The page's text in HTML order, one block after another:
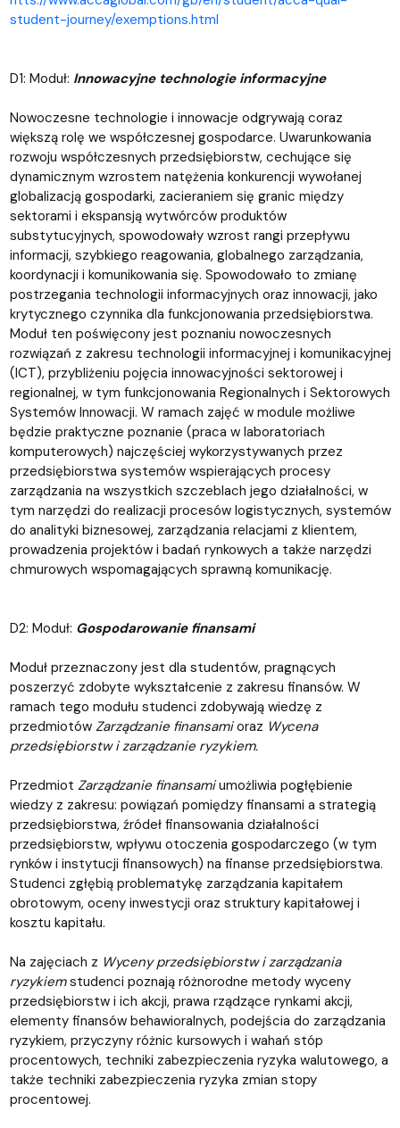
student-journey/exemptions.html
D1: Moduł: Innowacyjne technologie informacyjne
Nowoczesne technologie i innowacje odgrywają coraz
większą rolę we współczesnej gospodarce. Uwarunkowania
rozwoju współczesnych przedsiębiorstw, cechujące się
dynamicznym wzrostem natężenia konkurencji wywołanej
globalizacją gospodarki, zacieraniem się granic między
sektorami i ekspansją wytwórców produktów
substytucyjnych, spowodowały wzrost rangi przepływu
informacji, szybkiego reagowania, globalnego zarządzania,
koordynacji i komunikowania się. Spowodowało to zmianę
postrzegania technologii informacyjnych oraz innowacji, jako
krytycznego czynnika dla funkcjonowania przedsiębiorstwa.
Moduł ten poświęcony jest poznaniu nowoczesnych
rozwiązań z zakresu technologii informacyjnej i komunikacyjnej
(ICT), przybliżeniu pojęcia innowacyjności sektorowej i
regionalnej, w tym funkcjonowania Regionalnych i Sektorowych
Systemów Innowacji. W ramach zajęć w module możliwe
będzie praktyczne poznanie (praca w laboratoriach
komputerowych) najczęściej wykorzystywanych przez
przedsiębiorstwa systemów wspierających procesy
zarządzania na wszystkich szczeblach jego działalności, w
tym narzędzi do realizacji procesów logistycznych, systemów
do analityki biznesowej, zarządzania relacjami z klientem,
prowadzenia projektów i badań rynkowych a także narzędzi
chmurowych wspomagających sprawną komunikację.
D2: Moduł: Gospodarowanie finansami
Moduł przeznaczony jest dla studentów, pragnących
poszerzyć zdobyte wykształcenie z zakresu finansów. W
ramach tego modułu studenci zdobywają wiedzę z
przedmiotów Zarządzanie finansamioraz Wycena
przedsiębiorstw i zarządzanie ryzykiem.
Przedmiot Zarządzanie finansamiumożliwia pogłębienie
wiedzy z zakresu: powiązań pomiędzy finansami a strategią
przedsiębiorstwa, źródeł finansowania działalności
przedsiębiorstw, wpływu otoczenia gospodarczego (w tym
rynków i instytucji finansowych) na finanse przedsiębiorstwa.
Studenci zgłębią problematykę zarządzania kapitałem
obrotowym, oceny inwestycji oraz struktury kapitałowej i
kosztu kapitału.
Na zajęciach z Wyceny przedsiębiorstw i zarządzania
ryzykiemstudenci poznają różnorodne metody wyceny
przedsiębiorstw i ich akcji, prawa rządzące rynkami akcji,
elementy finansów behawioralnych, podejścia do zarządzania
ryzykiem, przyczyny różnic kursowych i wahań stóp
procentowych, techniki zabezpieczenia ryzyka walutowego, a
także techniki zabezpieczenia ryzyka zmian stopy
procentowej.